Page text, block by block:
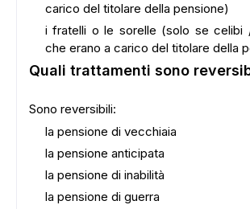
carico del titolare della pensione)
i fratelli o le sorelle (solo se celibi
che erano a carico del titolare della
Quali trattamenti sono
Sono reversibili:
la pensione di vecchiaia
la pensione anticipata
la pensione di inabilità
la pensione di guerra